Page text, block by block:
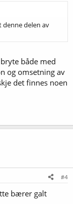
denne delen av
både med
og omsetning av
det finnes noen
#4
bærer galt